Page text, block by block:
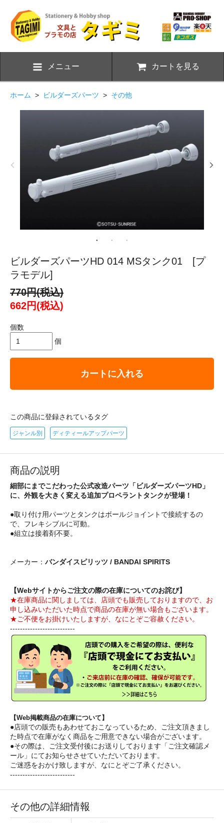
メニュー カートを見る
ホーム > ビルダーズパーツ > その他
ビルダーズパーツHD 014 MSタンク01 [プ
ラモデル]
770円(税込)
662円(税込)
個数
個
カートに入れる
この商品に登録されているタグ
ジャンル別 ディティールアップパーツ
商品の説明
細部にまでこだわった公式改造パーツ「ビルダーズパーツHD」
に、外観を大きく変える追加プロペラントタンクが登場！
●取り付け用パーツとタンクはボールジョイントで接続するの
で、フレキシブルに可動。
●組立は接着剤不要。
メーカー： バンダイスピリッツ / BANDAI SPIRITS
【Webサイトからご注文の際の在庫についてのお詫び】
★在庫商品に関しましては、店頭でも販売しておりますので、お
申し込みいただいた時点で商品の在庫が無い場合もございます。
★ご不便をお掛けいたしますが、なにとぞご容赦ください。
--------------------------
【Web掲載商品の在庫について】
●店頭での販売もあわせておこなっているため、ご注文頂きまし
た時点で在庫がなく商品をご用意できない場合がございます。
●その際は、ご注文受付後にお送りしております「ご注文確認メ
ール」にてお知らせさせていただいております。
ご迷惑をおかけ致しますが、なにとぞご了承ください。
--------------------------
その他の詳細情報